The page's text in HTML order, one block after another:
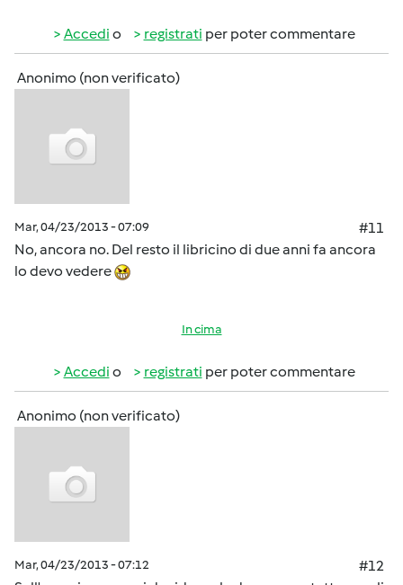
Accedi o registrati per poter commentare
Anonimo (non verificato)
Mar, 04/23/2013 - 07:09
#11
No, ancora no. Del resto il libricino di due anni fa ancora
lo devo vedere
In cima
Accedi o registrati per poter commentare
Anonimo (non verificato)
Mar, 04/23/2013 - 07:12
#12